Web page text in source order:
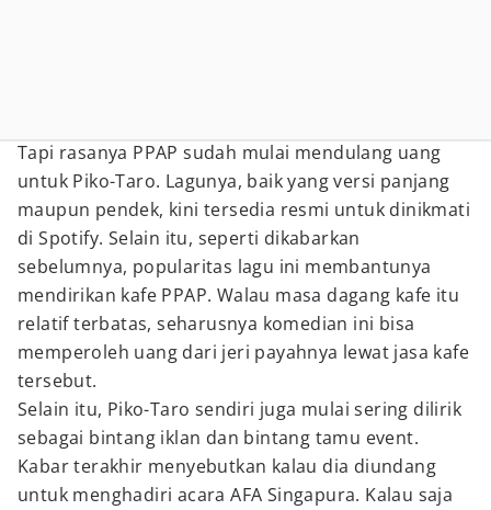
Tapi rasanya PPAP sudah mulai mendulang uang
untuk Piko-Taro. Lagunya, baik yang versi panjang
maupun pendek, kini tersedia resmi untuk dinikmati
di Spotify. Selain itu, seperti dikabarkan
sebelumnya, popularitas lagu ini membantunya
mendirikan kafe PPAP. Walau masa dagang kafe itu
relatif terbatas, seharusnya komedian ini bisa
memperoleh uang dari jeri payahnya lewat jasa kafe
tersebut.
Selain itu, Piko-Taro sendiri juga mulai sering dilirik
sebagai bintang iklan dan bintang tamu event.
Kabar terakhir menyebutkan kalau dia diundang
untuk menghadiri acara AFA Singapura. Kalau saja